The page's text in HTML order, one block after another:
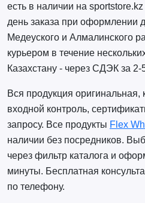
есть в наличии на
день заказа при оформлении
Медеуского и Алмалинского
курьером в течение
Казахстану - через СДЭК за 2-
Вся продукция оригинальная,
входной контроль,
запросу. Все продукты Flex
наличии без посредников.
через фильтр каталога и
минуты. Бесплатная
по телефону.